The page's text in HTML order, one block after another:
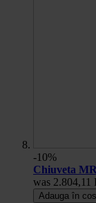
-10%
Chiuveta
was 2.804,11
Adauga în cos